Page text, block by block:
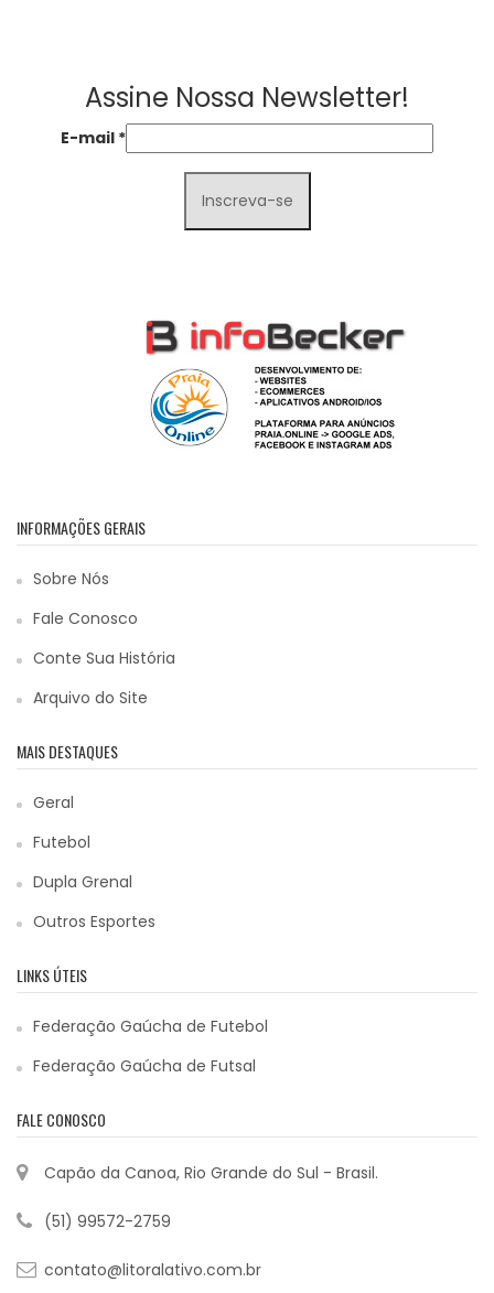
Assine Nossa Newsletter!
E-mail *
INFORMAÇÕES GERAIS
Sobre Nós
Fale Conosco
Conte Sua História
Arquivo do Site
MAIS DESTAQUES
Geral
Futebol
Dupla Grenal
Outros Esportes
LINKS ÚTEIS
Federação Gaúcha de Futebol
Federação Gaúcha de Futsal
FALE CONOSCO
Capão da Canoa, Rio Grande do Sul - Brasil.
(51) 99572-2759
contato@litoralativo.com.br